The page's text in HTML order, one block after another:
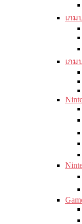
เกม
เกม